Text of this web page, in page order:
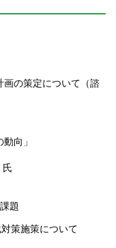
画の策定について（諮
向」
題
策施策について